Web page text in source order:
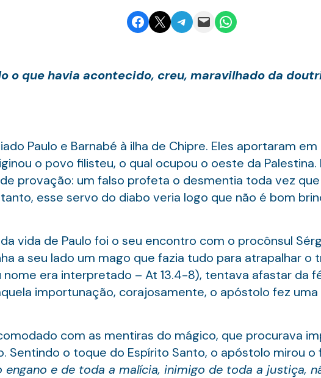
Share on Facebook
Email this PageShare on Telegram
Email this PageShare on WhatsApp
o que havia acontecido, creu, maravilhado da
Paulo e Barnabé à ilha de Chipre. Eles aportaram
o povo filisteu, o qual ocupou o oeste da
provação: um falso profeta o desmentia toda vez
esse servo do diabo veria logo que não é bom
vida de Paulo foi o seu encontro com o procônsul
a seu lado um mago que fazia tudo para atrapalhar o
era interpretado – At 13.4-8), tentava afastar da
importunação, corajosamente, o apóstolo fez
com as mentiras do mágico, que procurava
Sentindo o toque do Espírito Santo, o apóstolo mirou
e de toda a malícia, inimigo de toda a justiça,